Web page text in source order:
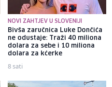
NOVI ZAHTJEV U SLOVENIJI
Bivša zaručnica Luke Dončića
ne odustaje: Traži 40 miliona
dolara za sebe i 10 miliona
dolara za kćerke
8 sati